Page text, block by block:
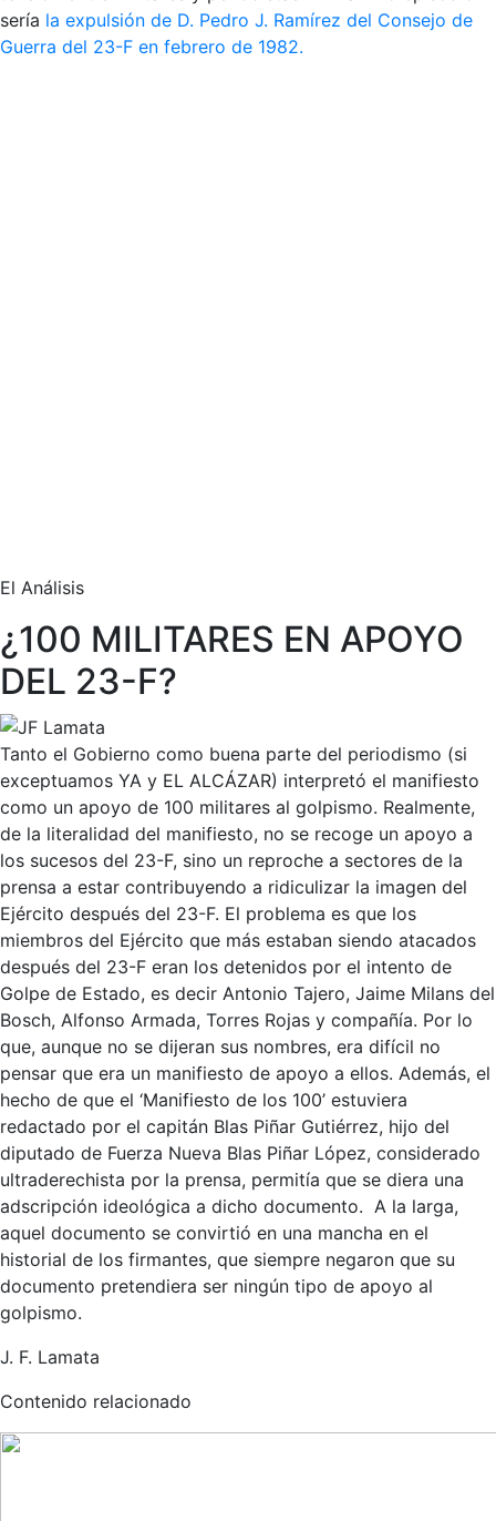
sería la expulsión de D. Pedro J. Ramírez del Consejo de
Guerra del 23-F en febrero de 1982.
El Análisis
¿100 MILITARES EN APOYO
DEL 23-F?
Tanto el Gobierno como buena parte del periodismo (si
exceptuamos YA y EL ALCÁZAR) interpretó el manifiesto
como un apoyo de 100 militares al golpismo. Realmente,
de la literalidad del manifiesto, no se recoge un apoyo a
los sucesos del 23-F, sino un reproche a sectores de la
prensa a estar contribuyendo a ridiculizar la imagen del
Ejército después del 23-F. El problema es que los
miembros del Ejército que más estaban siendo atacados
después del 23-F eran los detenidos por el intento de
Golpe de Estado, es decir Antonio Tajero, Jaime Milans del
Bosch, Alfonso Armada, Torres Rojas y compañía. Por lo
que, aunque no se dijeran sus nombres, era difícil no
pensar que era un manifiesto de apoyo a ellos. Además, el
hecho de que el ‘Manifiesto de los 100’ estuviera
redactado por el capitán Blas Piñar Gutiérrez, hijo del
diputado de Fuerza Nueva Blas Piñar López, considerado
ultraderechista por la prensa, permitía que se diera una
adscripción ideológica a dicho documento. A la larga,
aquel documento se convirtió en una mancha en el
historial de los firmantes, que siempre negaron que su
documento pretendiera ser ningún tipo de apoyo al
golpismo.
J. F. Lamata
Contenido relacionado